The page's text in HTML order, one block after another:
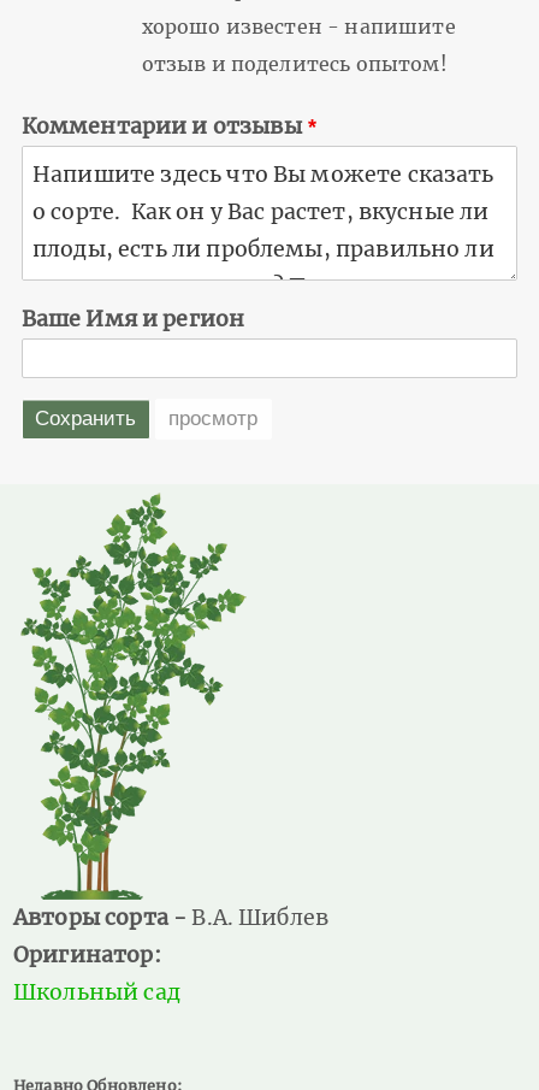
хорошо известен - напишите
отзыв и поделитесь опытом!
Комментарии и отзывы
Ваше Имя и регион
Авторы сорта -В.А. Шиблев
Оригинатор:
Школьный сад
Недавно Обновлено: